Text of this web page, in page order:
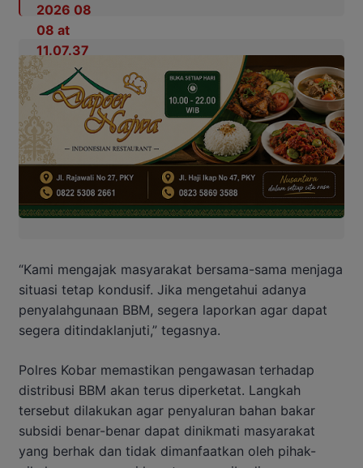
“Kami mengajak masyarakat bersama-sama menjaga
situasi tetap kondusif. Jika mengetahui adanya
penyalahgunaan BBM, segera laporkan agar dapat
segera ditindaklanjuti,” tegasnya.
Polres Kobar memastikan pengawasan terhadap
distribusi BBM akan terus diperketat. Langkah
tersebut dilakukan agar penyaluran bahan bakar
subsidi benar-benar dapat dinikmati masyarakat
yang berhak dan tidak dimanfaatkan oleh pihak-